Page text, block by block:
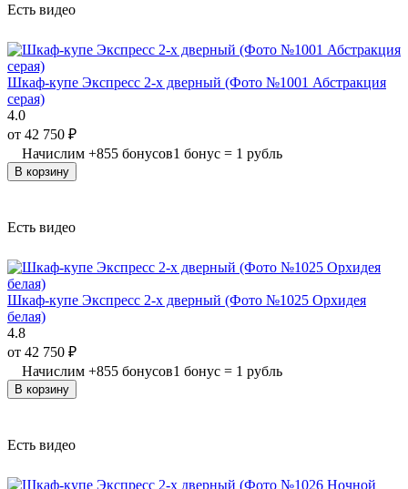
Есть видео
Шкаф-купе Экспресс 2-х дверный (Фото №1001 Абстракция
серая)
4.0
от 42 750 ₽
Начислим +855 бонусов1 бонус = 1 рубль
В корзину
Есть видео
Шкаф-купе Экспресс 2-х дверный (Фото №1025 Орхидея
белая)
4.8
от 42 750 ₽
Начислим +855 бонусов1 бонус = 1 рубль
В корзину
Есть видео